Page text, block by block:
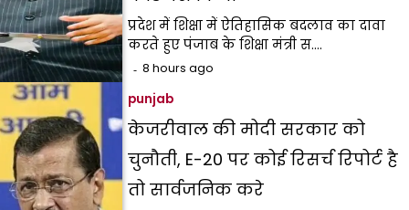
प्रदेश में शिक्षा में ऐतिहासिक बदलाव का दावा
करते हुए पंजाब के शिक्षा मंत्री स.…
8 hours ago
punjab
केजरीवाल की मोदी सरकार को
चुनौती, E-20 पर कोई रिसर्च रिपोर्ट है
तो सार्वजनिक करे